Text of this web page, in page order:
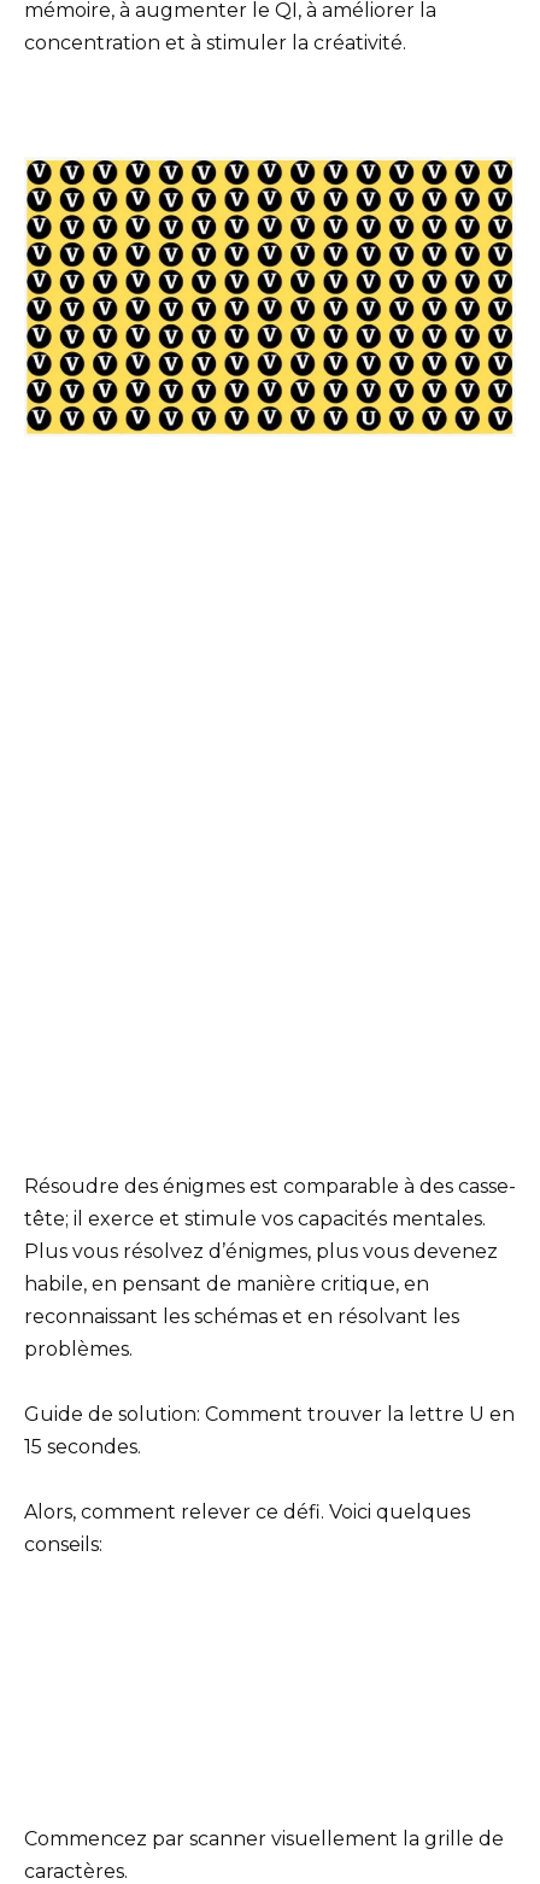
mémoire, à augmenter le QI, à améliorer la
concentration et à stimuler la créativité.
Résoudre des énigmes est comparable à des casse-
tête; il exerce et stimule vos capacités mentales.
Plus vous résolvez d’énigmes, plus vous devenez
habile, en pensant de manière critique, en
reconnaissant les schémas et en résolvant les
problèmes.
Guide de solution: Comment trouver la lettre U en
15 secondes.
Alors, comment relever ce défi. Voici quelques
conseils:
Commencez par scanner visuellement la grille de
caractères.